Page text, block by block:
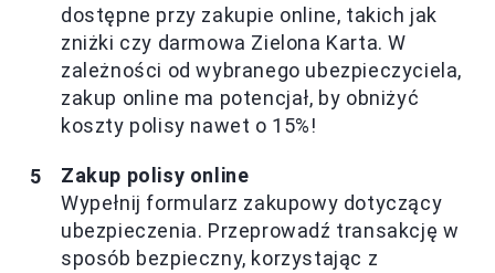
dostępne przy zakupie online, takich jak
zniżki czy darmowa Zielona Karta. W
zależności od wybranego ubezpieczyciela,
zakup online ma potencjał, by obniżyć
koszty polisy nawet o 15%!
Zakup polisy online
Wypełnij formularz zakupowy dotyczący
ubezpieczenia. Przeprowadź transakcję w
sposób bezpieczny, korzystając z